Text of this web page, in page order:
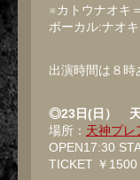
※カトウナオキ＝
ボーカル:ナオ
出演時間は８
◎23日(日） 天
場所： 天神プレ
OPEN17:30
TICKET ￥1500